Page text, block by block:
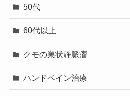
50代
60代以上
クモの巣状静脈瘤
ハンドベイン治療